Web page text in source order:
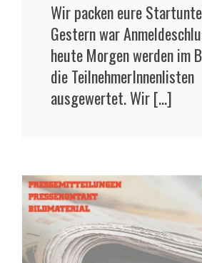
Wir packen eure
Gestern war
heute Morgen werden im
die TeilnehmerInnenlisten
ausgewertet. Wir [...]